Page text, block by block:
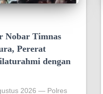
Nobar Timnas
Pererat
dengan
2026 — Polres